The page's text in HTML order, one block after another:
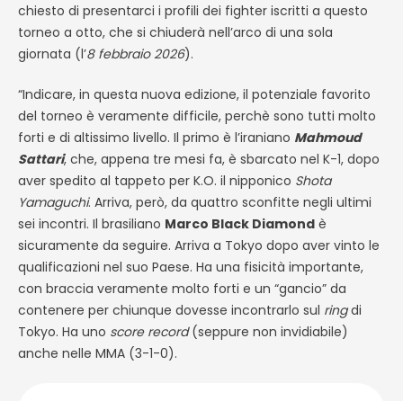
chiesto di presentarci i profili dei fighter iscritti a questo
torneo a otto, che si chiuderà nell’arco di una sola
giornata (l’8 febbraio 2026).
“Indicare, in questa nuova edizione, il potenziale favorito
del torneo è veramente difficile, perchè sono tutti molto
forti e di altissimo livello. Il primo è l’iraniano Mahmoud
Sattari, che, appena tre mesi fa, è sbarcato nel K-1, dopo
aver spedito al tappeto per K.O. il nipponico Shota
Yamaguchi. Arriva, però, da quattro sconfitte negli ultimi
sei incontri. Il brasiliano Marco Black Diamond è
sicuramente da seguire. Arriva a Tokyo dopo aver vinto le
qualificazioni nel suo Paese. Ha una fisicità importante,
con braccia veramente molto forti e un “gancio” da
contenere per chiunque dovesse incontrarlo sul ringdi
Tokyo. Ha uno score record(seppure non invidiabile)
anche nelle MMA (3-1-0).